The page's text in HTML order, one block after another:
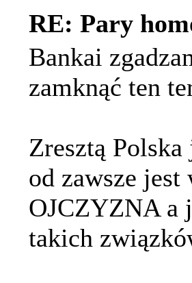
RE: Pary
Bankai
zamknąć ten
Zresztą
od zawsze jest
OJCZYZNA a
takich